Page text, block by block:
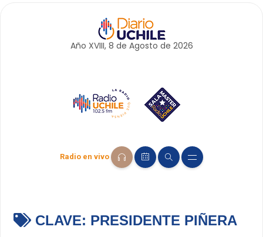
Año XVIII, 8 de Agosto de 2026
Radio en vivo
CLAVE: PRESIDENTE PIÑERA